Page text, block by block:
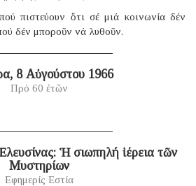
πιστεύουν ὅτι σέ μιά κοινωνία δέν
δέν μποροῦν νά λυθοῦν.
8 Αὐγούστου 1966
Πρό 60 ἐτῶν
Ἡ σιωπηλή ἱέρεια τῶν
Μυστηρίων
Εφημερίς Εστία